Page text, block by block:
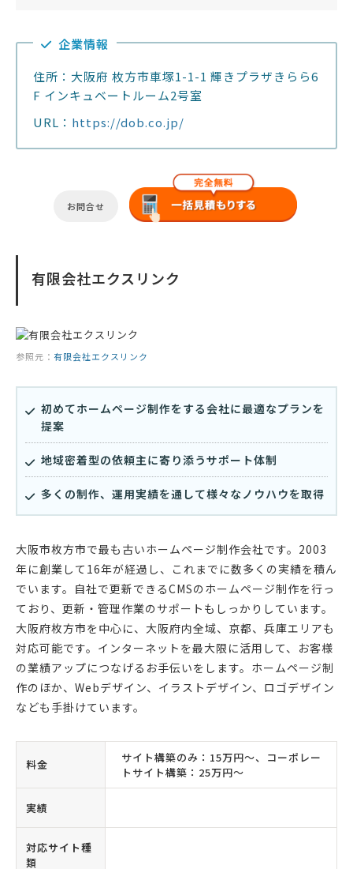
企業情報
住所：大阪府 枚方市車塚1-1-1 輝きプラザきらら6
F インキュベートルーム2号室
URL： https://dob.co.jp/
お問合せ
有限会社エクスリンク
参照元： 有限会社エクスリンク
初めてホームページ制作をする会社に最適なプランを
提案
地域密着型の依頼主に寄り添うサポート体制
多くの制作、運用実績を通して様々なノウハウを取得
大阪市枚方市で最も古いホームページ制作会社です。2003
年に創業して16年が経過し、これまでに数多くの実績を積ん
でいます。自社で更新できるCMSのホームページ制作を行っ
ており、更新・管理作業のサポートもしっかりしています。
大阪府枚方市を中心に、大阪府内全域、京都、兵庫エリアも
対応可能です。インターネットを最大限に活用して、お客様
の業績アップにつなげるお手伝いをします。ホームページ制
作のほか、Webデザイン、イラストデザイン、ロゴデザイン
なども手掛けています。
料金
サイト構築のみ：15万円〜、コーポレー
トサイト構築：25万円〜
実績
対応サイト種
類